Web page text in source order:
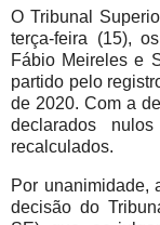
O Tribunal
terça-feira (15),
Fábio Meireles e
partido pelo
de 2020. Com a
declarados
recalculados.
Por unanimidade,
decisão do